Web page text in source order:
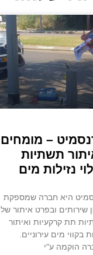
– מומחים
תשתיות
נזילות מים
היא חברה שמספקת
שירותים ובפרט איתור של
תת קרקעיות ואיתור
בקווי מים עירוניים.
הוקמה ע"י